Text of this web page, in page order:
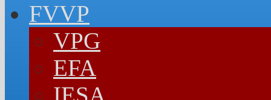
FVVP
VPG
EFA